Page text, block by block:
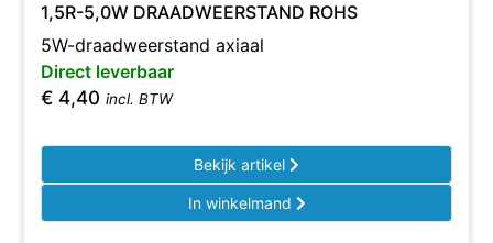
1,5R-5,0W DRAADWEERSTAND ROHS
5W-draadweerstand axiaal
Direct leverbaar
€ 4,40 incl. BTW
Bekijk artikel
In winkelmand